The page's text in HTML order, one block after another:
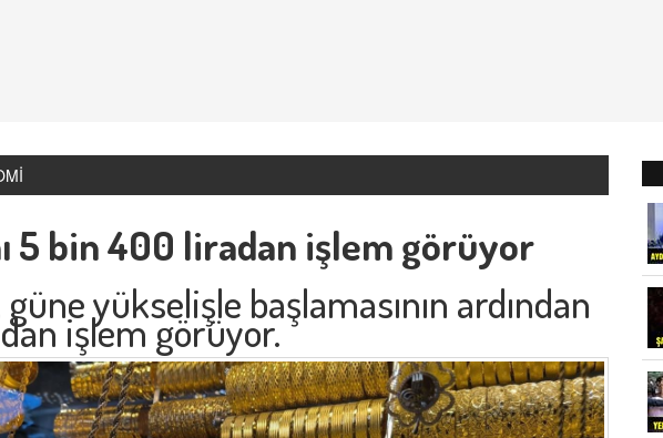
5 bin 400 liradan işlem görüyor
güne yükselişle başlamasının ardından
işlem görüyor.